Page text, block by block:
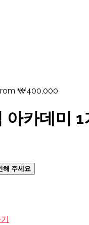
₩400,000
아카데미
해 주세요